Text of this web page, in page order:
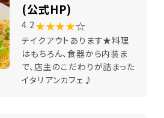
(公式HP)
4.2 ★★★★☆
テイクアウトあります★料理
はもちろん、食器から内装ま
で、店主のこだわりが詰まった
イタリアンカフェ♪